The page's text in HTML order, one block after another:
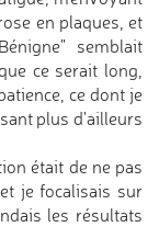
en plaques, et
semblait
ce serait long,
ce dont je
plus d'ailleurs
était de ne pas
je focalisais sur
les résultats